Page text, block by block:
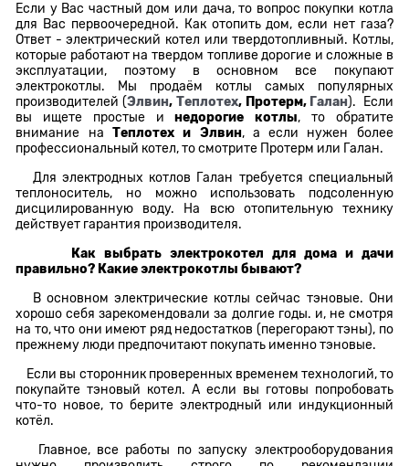
Если у Вас частный дом или дача, то вопрос покупки котла
для Вас первоочередной. Как отопить дом, если нет газа?
Ответ - электрический котел или твердотопливный. Котлы,
которые работают на твердом топливе дорогие и сложные в
эксплуатации, поэтому в основном все покупают
электрокотлы. Мы продаём котлы самых популярных
производителей (Элвин, Теплотех, Протерм, Галан). Если
вы ищете простые инедорогие котлы, то обратите
внимание на Теплотех и Элвин, а если нужен более
профессиональный котел, то смотрите Протерм или Галан.
Для электродных котлов Галан требуется специальный
теплоноситель, но можно использовать подсоленную
дисцилированную воду. На всю отопительную технику
действует гарантия производителя.
Как выбрать электрокотел для дома и дачи
правильно? Какие электрокотлы бывают?
В основном электрические котлы сейчас тэновые. Они
хорошо себя зарекомендовали за долгие годы. и, не смотря
на то, что они имеют ряд недостатков (перегорают тэны), по
прежнему люди предпочитают покупать именно тэновые.
Если вы сторонник проверенных временем технологий, то
покупайте тэновый котел. А если вы готовы попробовать
что-то новое, то берите электродный или индукционный
котёл.
Главное, все работы по запуску электрооборудования